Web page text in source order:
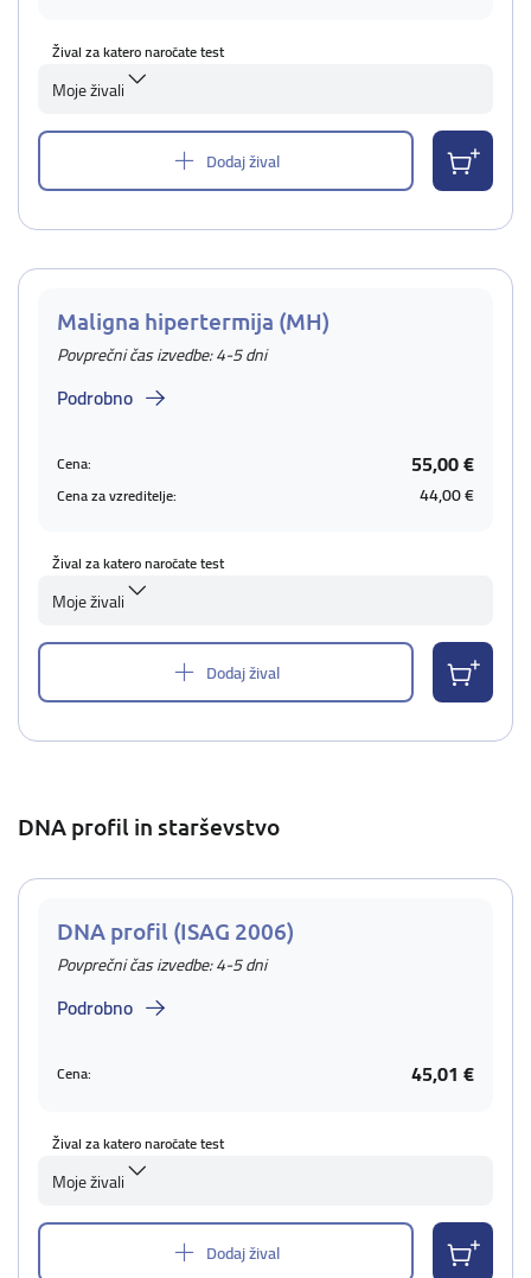
Žival za katero naročate test
Moje živali
Dodaj žival
Maligna hipertermija (MH)
Povprečni čas izvedbe: 4-5 dni
Podrobno
Cena: 55,00 €
Cena za vzreditelje: 44,00 €
Žival za katero naročate test
Moje živali
Dodaj žival
DNA profil in starševstvo
DNA profil (ISAG 2006)
Povprečni čas izvedbe: 4-5 dni
Podrobno
Cena: 45,01 €
Žival za katero naročate test
Moje živali
Dodaj žival